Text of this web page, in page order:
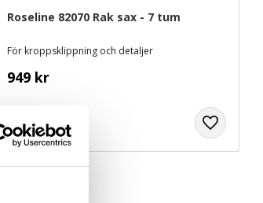
Roseline 82070 Rak sax - 7 tum
För kroppsklippning och detaljer
949 kr